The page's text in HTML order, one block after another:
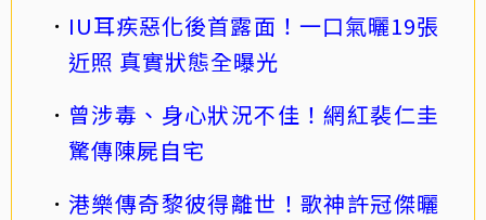
IU耳疾惡化後首露面！一口氣曬19張
近照 真實狀態全曝光
曾涉毒、身心狀況不佳！網紅裴仁圭
驚傳陳屍自宅
港樂傳奇黎彼得離世！歌神許冠傑曬